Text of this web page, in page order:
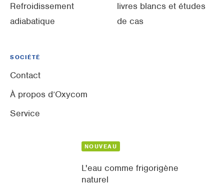
Refroidissement
adiabatique
livres blancs et études
de cas
SOCIÉTÉ
Contact
À propos d’Oxycom
Service
NOUVEAU
L'eau comme frigorigène
naturel